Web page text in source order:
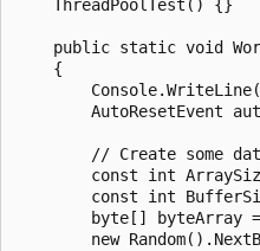
    ThreadPoolTest() {}
public static void
    {
AutoResetEvent
// Create some
const int
const int
byte[] byteArray
new